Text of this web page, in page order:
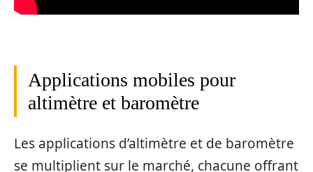
Applications mobiles pour
altimètre et baromètre
Les applications d’altimètre et de baromètre
se multiplient sur le marché, chacune offrant